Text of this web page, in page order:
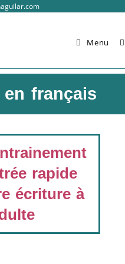
Menu
en français
rapide
écriture à